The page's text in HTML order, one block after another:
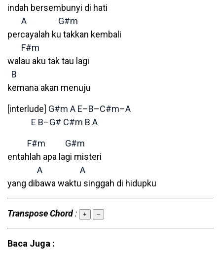
indah bersembunyi di hati
A
G#m
percayalah ku takkan kembali
F#m
walau aku tak tau lagi
B
kemana akan menuju
[interlude] G#m A E–B–C#m–A
E B–G# C#m B A
F#m
G#m
entahlah apa lagi misteri
A
A
yang dibawa waktu singgah di hidupku
Transpose Chord: + –
Baca Juga :